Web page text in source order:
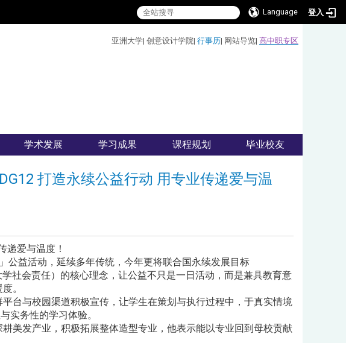
Language 登入
亚洲大学| 创意设计学院| 行事历| 网站导览| 高中职专区
学术发展 学习成果 课程规划 毕业校友
打造永续公益行动 用专业传递爱与温
递爱与温度！
公益活动，延续多年传统，今年更将联合国永续发展目标
社会责任）的核心理念，让公益不只是一日活动，而是兼具教育意
。
台与校园渠道积极宣传，让学生在策划与执行过程中，于真实情境
实务性的学习体验。
美发产业，积极拓展整体造型专业，他表示能以专业回到母校贡献